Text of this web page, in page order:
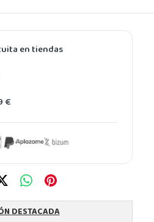
en tiendas
€
DESTACADA